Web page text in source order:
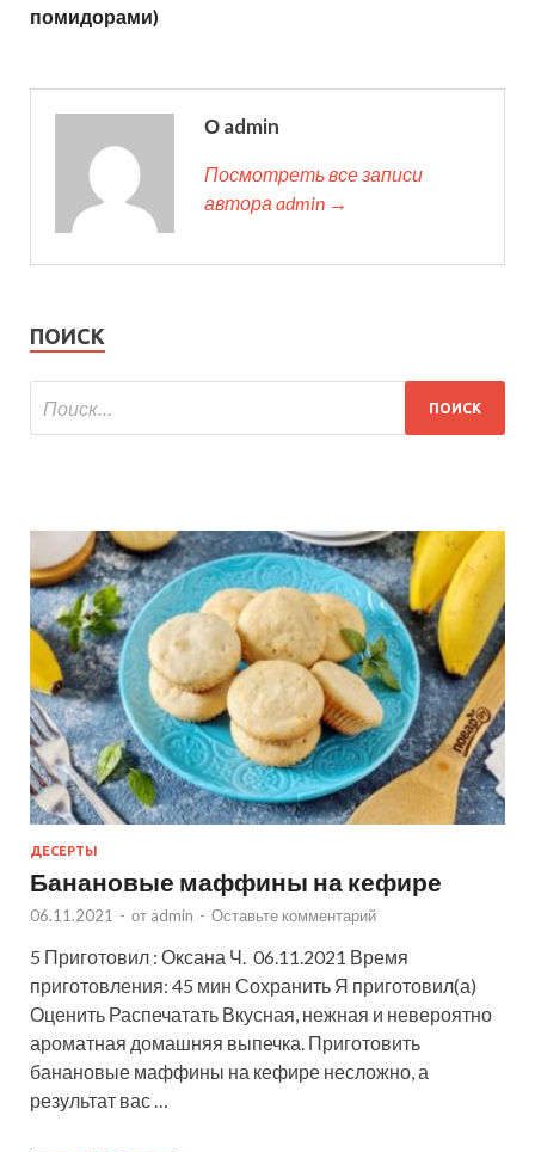
помидорами)
О admin
Посмотреть все записи
автора admin →
ПОИСК
ДЕСЕРТЫ
Банановые маффины на кефире
06.11.2021 - от admin - Оставьте комментарий
5 Приготовил : Оксана Ч. 06.11.2021 Время
приготовления: 45 мин Сохранить Я приготовил(а)
Оценить Распечатать Вкусная, нежная и невероятно
ароматная домашняя выпечка. Приготовить
банановые маффины на кефире несложно, а
результат вас …